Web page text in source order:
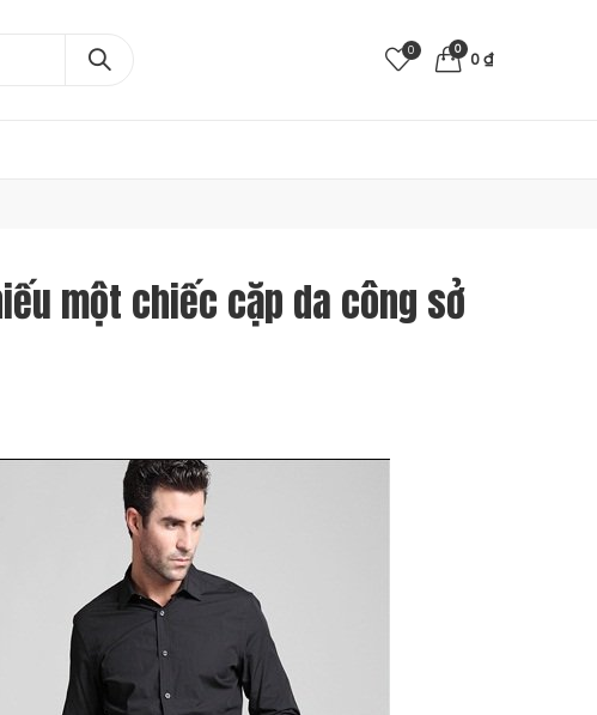
0 0
0 ₫
một chiếc cặp da công sở